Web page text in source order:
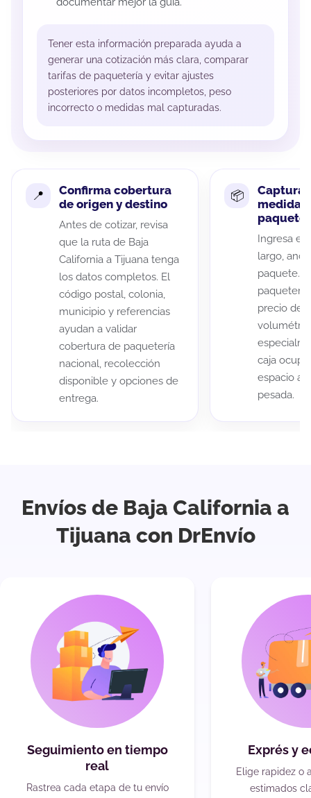
Tener esta información preparada ayuda a
generar una cotización más clara, comparar
tarifas de paquetería y evitar ajustes
posteriores por datos incompletos, peso
incorrecto o medidas mal capturadas.
Confirma cobertura
de origen y destino
Antes de cotizar, revisa
que la ruta de Baja
California a Tijuana tenga
los datos completos. El
código postal, colonia,
municipio y referencias
ayudan a validar
cobertura de paquetería
nacional, recolección
disponible y opciones de
entrega.
Captura
medidas
paquete
Ingresa el
largo,
paquete.
precio de
caja
espacio
pesada.
Envíos de Baja California a
Tijuana con DrEnvío
Seguimiento en tiempo
real
Rastrea cada etapa de tu envío
Exprés y
Elige rapidez o
estimados